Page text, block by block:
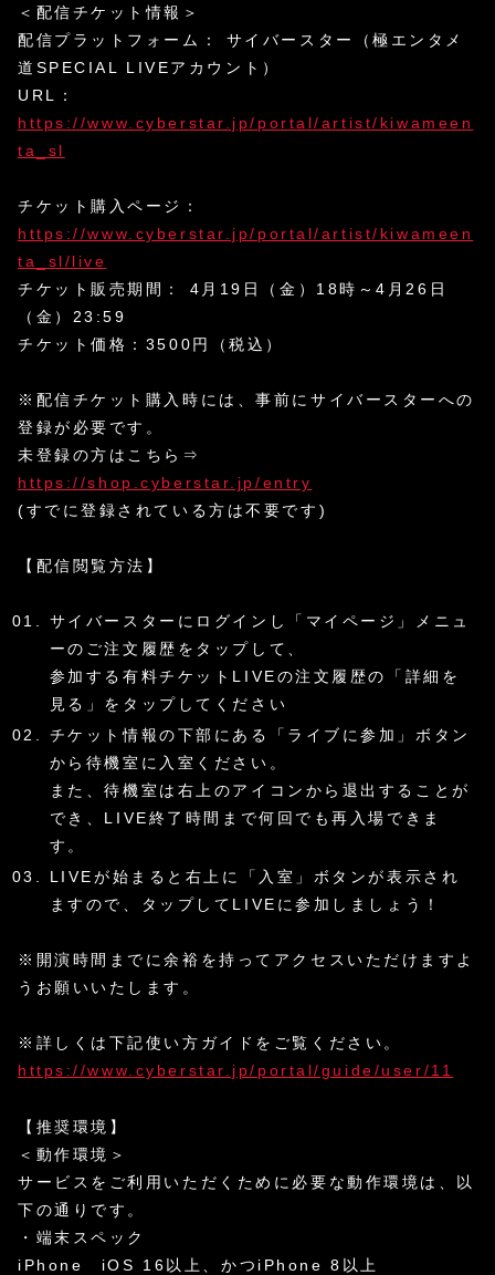
＜配信チケット情報＞
配信プラットフォーム： サイバースター（極エンタメ
道SPECIAL LIVEアカウント）
URL：
https://www.cyberstar.jp/portal/artist/kiwameen
ta_sl
チケット購入ページ：
https://www.cyberstar.jp/portal/artist/kiwameen
ta_sl/live
チケット販売期間： 4月19日（金）18時～4月26日
（金）23:59
チケット価格：3500円（税込）
※配信チケット購入時には、事前にサイバースターへの
登録が必要です。
未登録の方はこちら⇒
https://shop.cyberstar.jp/entry
(すでに登録されている方は不要です)
【配信閲覧方法】
サイバースターにログインし「マイページ」メニュ
ーのご注文履歴をタップして、
参加する有料チケットLIVEの注文履歴の「詳細を
見る」をタップしてください
チケット情報の下部にある「ライブに参加」ボタン
から待機室に入室ください。
また、待機室は右上のアイコンから退出することが
でき、LIVE終了時間まで何回でも再入場できま
す。
LIVEが始まると右上に「入室」ボタンが表示され
ますので、タップしてLIVEに参加しましょう！
※開演時間までに余裕を持ってアクセスいただけますよ
うお願いいたします。
※詳しくは下記使い方ガイドをご覧ください。
https://www.cyberstar.jp/portal/guide/user/11
【推奨環境】
＜動作環境＞
サービスをご利用いただくために必要な動作環境は、以
下の通りです。
・端末スペック
iPhone iOS 16以上、かつiPhone 8以上